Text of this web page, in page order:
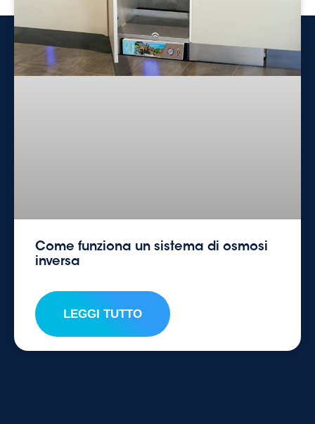
Come funziona un sistema di osmosi
inversa
LEGGI TUTTO